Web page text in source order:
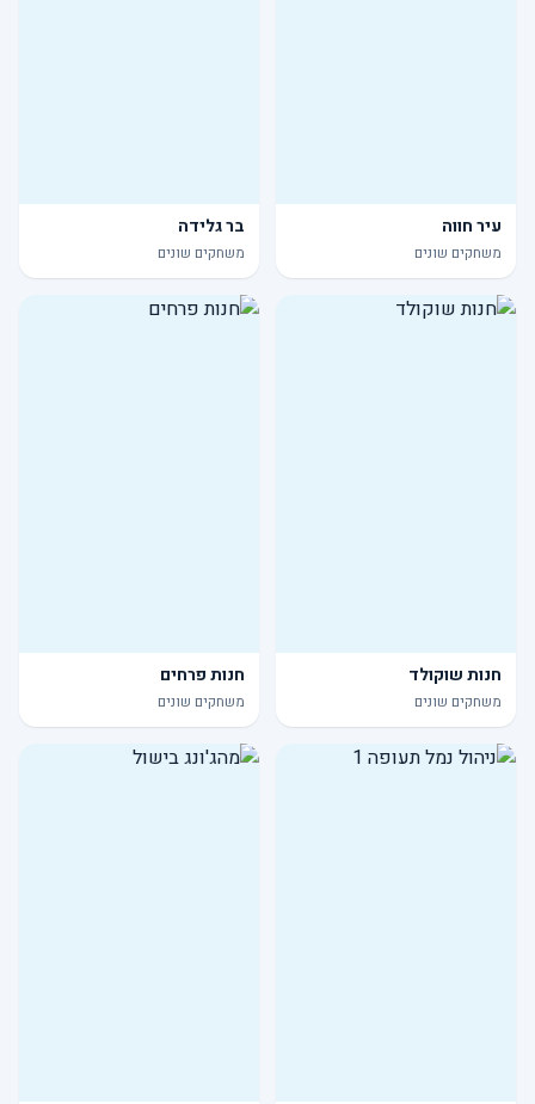
עיר חווה
משחקים שונים
בר גלידה
משחקים שונים
חנות שוקולד
משחקים שונים
חנות פרחים
משחקים שונים